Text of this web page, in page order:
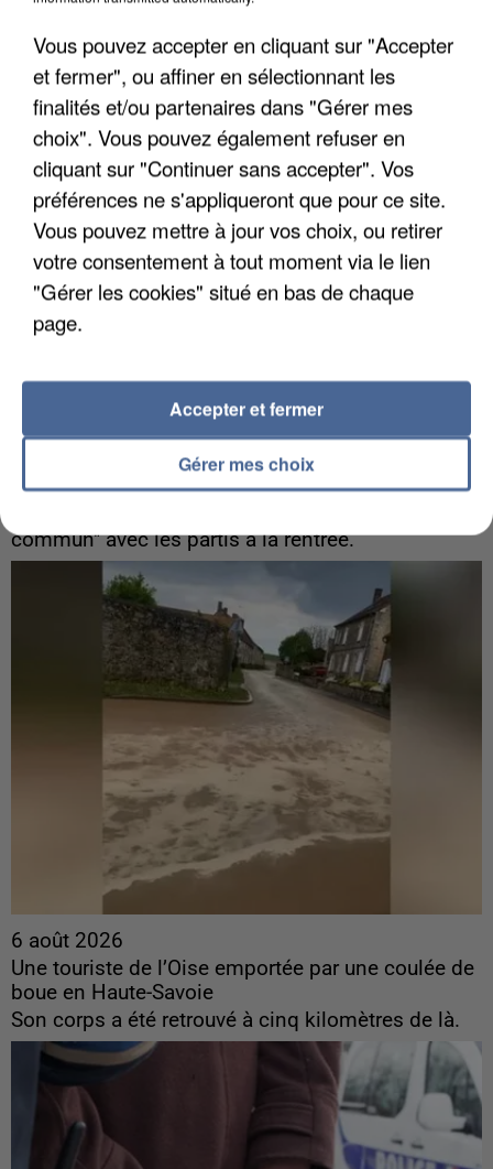
6 août 2026
Gabriel Attal et Raphaël Glucksmann visés par des
ingérences...
commun" avec les partis à la rentrée.
6 août 2026
Une touriste de l’Oise emportée par une coulée de
boue en Haute-Savoie
Son corps a été retrouvé à cinq kilomètres de là.
Vous pouvez accepter en cliquant sur "Accepter
et fermer", ou affiner en sélectionnant les
finalités et/ou partenaires dans "Gérer mes
choix". Vous pouvez également refuser en
cliquant sur "Continuer sans accepter". Vos
préférences ne s'appliqueront que pour ce site.
Vous pouvez mettre à jour vos choix, ou retirer
votre consentement à tout moment via le lien
"Gérer les cookies" situé en bas de chaque
page.
Gérer mes choix
Accepter et fermer